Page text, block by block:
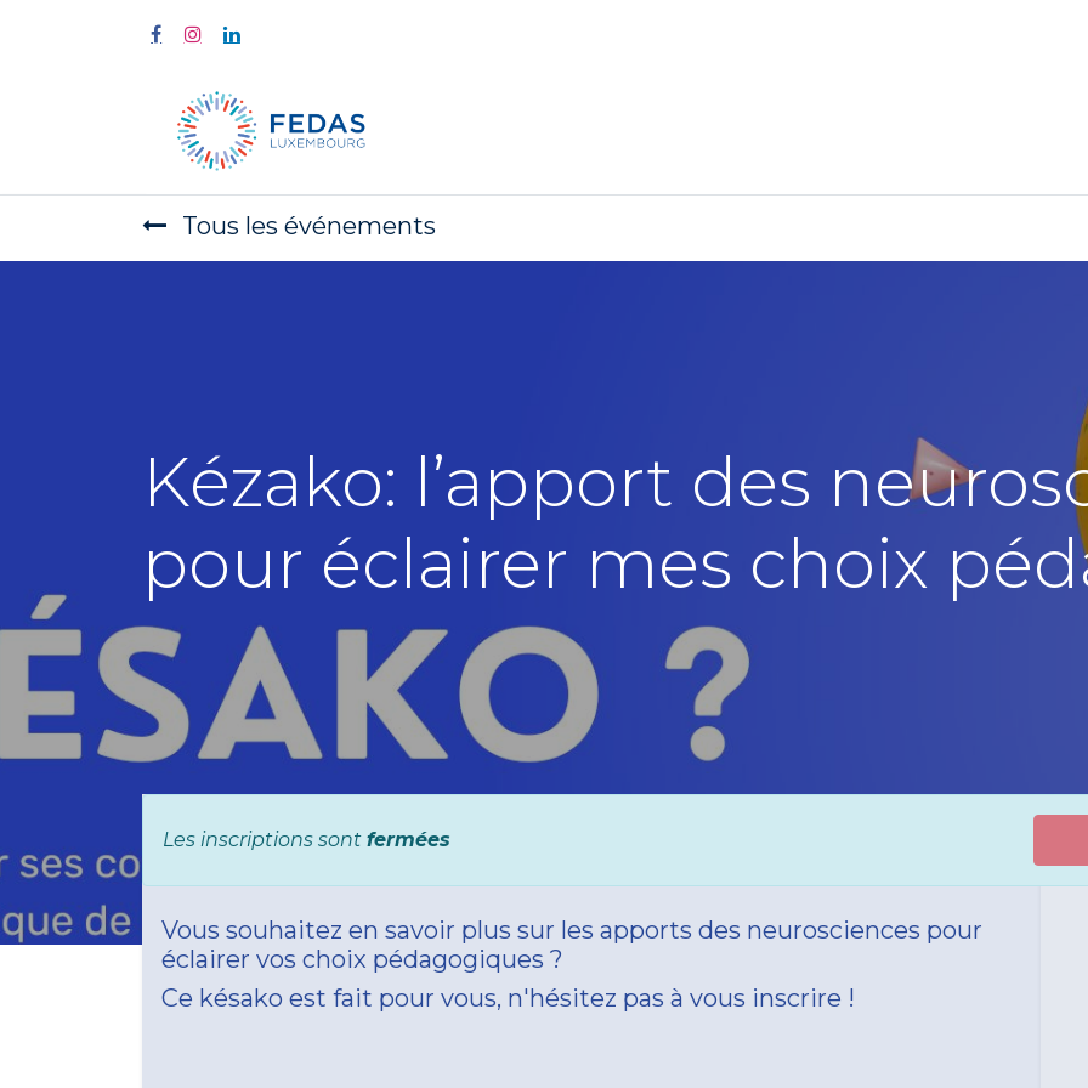
Tous les événements
Kézako: l’apport des
pour éclairer mes choix
Les inscriptions sont fermées
Vous souhaitez en savoir plus sur les apports des neurosciences pour
éclairer vos choix pédagogiques ?
Ce késako est fait pour vous, n'hésitez pas à vous inscrire !